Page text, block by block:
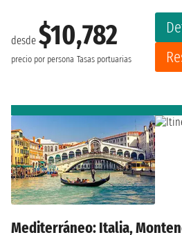
desde $10,782
precio por persona Tasas portuarias
Mediterráneo: Italia,